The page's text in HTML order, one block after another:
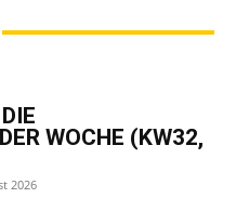
WOCHE (KW32,
2026